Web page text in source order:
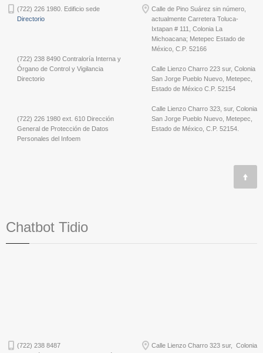
(722) 226 1980. Edificio sede
Directorio
(722) 238 8490 Contraloría Interna y
Órgano de Control y Vigilancia
Directorio
(722) 226 1980 ext. 610 Dirección
General de Protección de Datos
Personales del Infoem
Calle de Pino Suárez sin número,
actualmente Carretera Toluca-
Ixtapan # 111, Colonia La
Michoacana; Metepec Estado de
México, C.P. 52166
Calle Lienzo Charro 223 sur, Colonia
San Jorge Pueblo Nuevo, Metepec,
Estado de México C.P. 52154
Calle Lienzo Charro 323, sur, Colonia
San Jorge Pueblo Nuevo, Metepec,
Estado de México, C.P. 52154.
Chatbot Tidio
(722) 238 8487
Calle Lienzo Charro 323 sur, Colonia